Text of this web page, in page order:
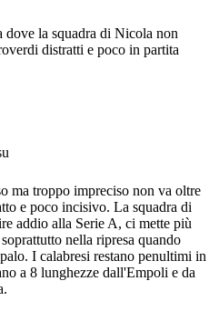
la squadra di Nicola non
distratti e poco in partita
ma troppo impreciso non va oltre
e poco incisivo. La squadra di
addio alla Serie A, ci mette più
nella ripresa quando
I calabresi restano penultimi in
a 8 lunghezze dall'Empoli e da